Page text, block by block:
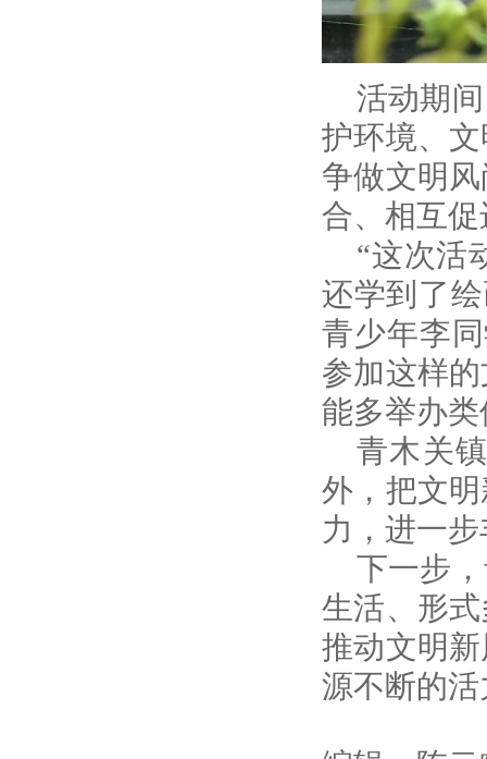
活动期
护环境、
争做文明
合、相互促
“这次活
还学到了
青少年李
参加这样
能多举办
青木关
外，把文
力，进一
下一步
生活、形
推动文明
源不断的活